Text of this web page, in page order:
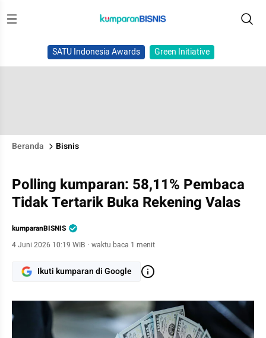
SATU Indonesia Awards Green Initiative
Beranda Bisnis
Polling kumparan: 58,11% Pembaca
Tidak Tertarik Buka Rekening Valas
kumparanBISNIS
4 Juni 2026 10:19 WIB · waktu baca 1 menit
Ikuti kumparan di Google